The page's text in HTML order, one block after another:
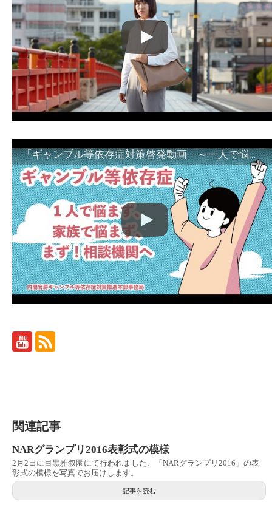
「ギャンブル等依存症対策啓発動画 ～一人で悩まず、家族で悩まず、まず！相談機関へ～」
関連記事
NARグランプリ2016表彰式の模様
2月2日に目黒雅叙園にて行われました、「NARグランプリ2016」の表
彰式の模様を写真でお届けします。
記事を読む